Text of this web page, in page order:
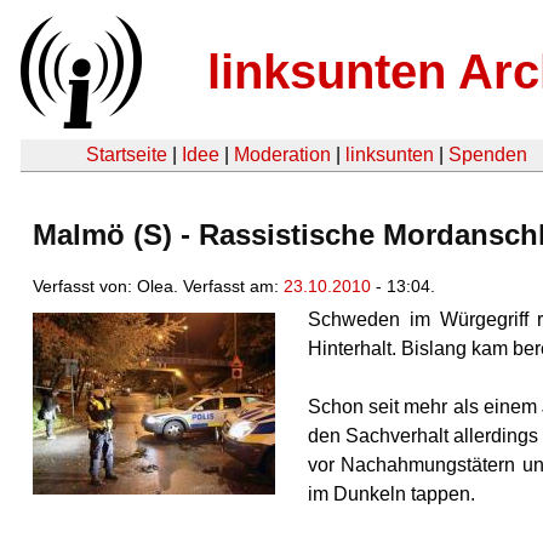
linksunten
Startseite Idee Moderation linksunten Spenden
Malmö (S) - Rassistische
Verfasst von: Olea. Verfasst am: 23.10.2010 - 13:04.
Schweden im Würgegriff
Hinterhalt. Bislang kam
Schon seit mehr als
den Sachverhalt
vor Nachahmungstätern
im Dunkeln tappen.